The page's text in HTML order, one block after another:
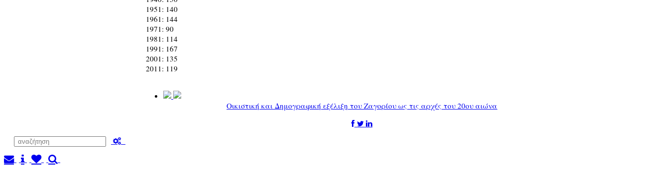
1951: 140
1961: 144
1971: 90
1981: 114
1991: 167
2001: 135
2011: 119
Οικιστική και Δημογραφική εξέλιξη του Ζαγορίου ως τις αρχές του 20ου αιώνα